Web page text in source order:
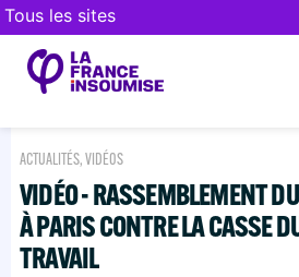
Tous les sites
ACTUALITÉS,VIDÉOS
VIDÉO - RASSEMBLEMENT
À PARIS CONTRE LA CASSE
TRAVAIL